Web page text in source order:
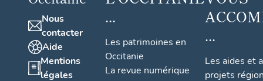
Nous
contacter
Aide
Mentions
légales
...
Les patrimoines en
Occitanie
La revue numérique
...
Les aides et
projets